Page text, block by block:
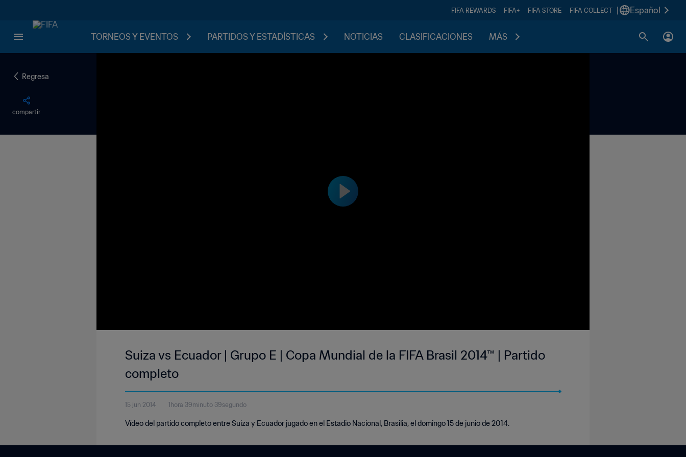
FIFA REWARDS FIFA+ FIFA STORE FIFA COLLECT Español
TORNEOS Y EVENTOS PARTIDOS Y ESTADÍSTICAS NOTICIAS CLASIFICACIONES MÁS
Regresa
compartir
Suiza vs Ecuador | Grupo E | Copa Mundial de la FIFA Brasil 2014™ | Partido
completo
15 jun 2014 1hora 39minuto 39segundo
Vídeo del partido completo entre Suiza y Ecuador jugado en el Estadio Nacional, Brasilia, el domingo 15 de junio de 2014.